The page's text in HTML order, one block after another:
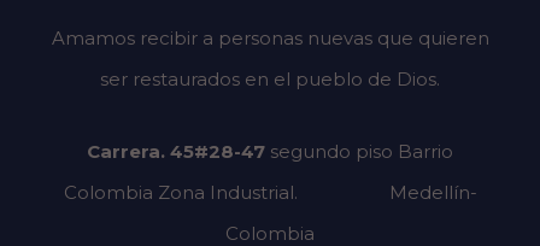
Amamos recibir a personas nuevas que quieren
ser restaurados en el pueblo de Dios.
Carrera. 45#28-47 segundo piso Barrio
Colombia Zona Industrial.
Medellín-
Colombia